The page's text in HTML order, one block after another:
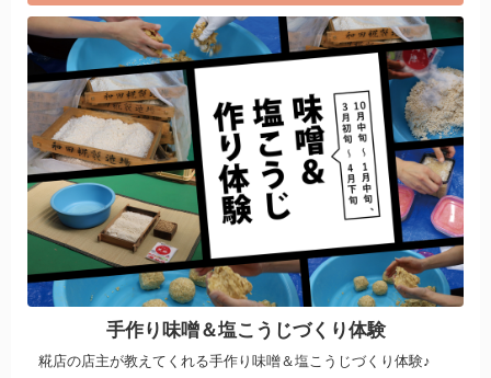
手作り味噌＆塩こうじづくり体験
糀店の店主が教えてくれる手作り味噌＆塩こうじづくり体験♪